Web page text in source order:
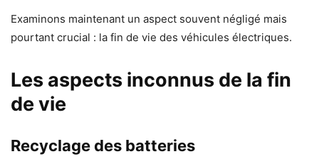
Examinons maintenant un aspect souvent négligé mais
pourtant crucial : la fin de vie des véhicules électriques.
Les aspects inconnus de la fin
de vie
Recyclage des batteries